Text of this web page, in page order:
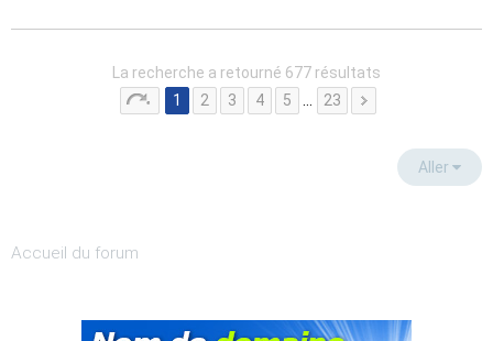
La recherche a retourné 677 résultats
1
2 3 4 5 23
Aller
Accueil du forum